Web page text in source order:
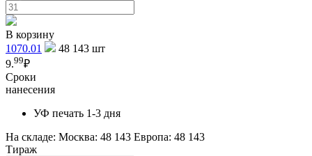
В корзину
1070.01
48 143 шт
9.99₽
Сроки
нанесения
УФ печать 1-3 дня
На складе: Москва: 48 143 Европа: 48 143
Тираж